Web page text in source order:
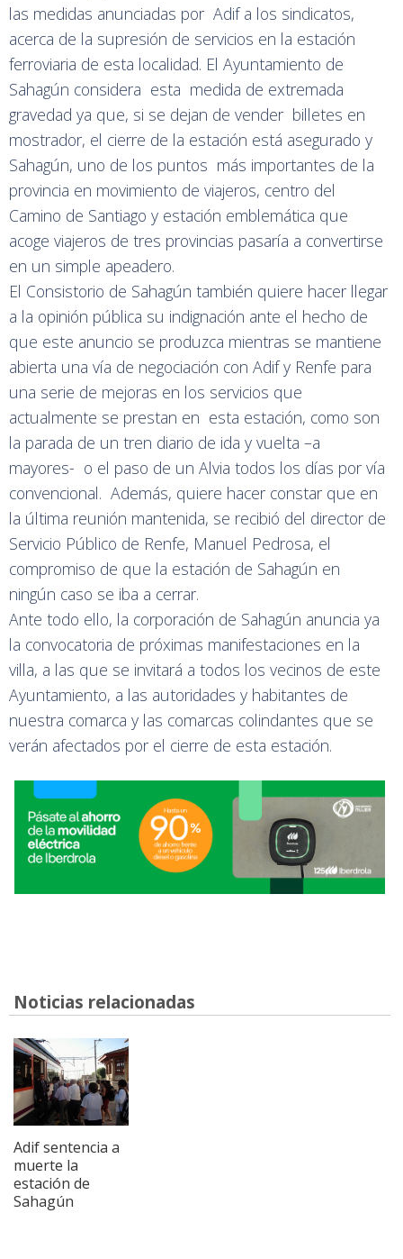
las medidas anunciadas por Adif a los sindicatos,
acerca de la supresión de servicios en la estación
ferroviaria de esta localidad. El Ayuntamiento de
Sahagún considera esta medida de extremada
gravedad ya que, si se dejan de vender billetes en
mostrador, el cierre de la estación está asegurado y
Sahagún, uno de los puntos más importantes de la
provincia en movimiento de viajeros, centro del
Camino de Santiago y estación emblemática que
acoge viajeros de tres provincias pasaría a convertirse
en un simple apeadero.
El Consistorio de Sahagún también quiere hacer llegar
a la opinión pública su indignación ante el hecho de
que este anuncio se produzca mientras se mantiene
abierta una vía de negociación con Adif y Renfe para
una serie de mejoras en los servicios que
actualmente se prestan en esta estación, como son
la parada de un tren diario de ida y vuelta –a
mayores- o el paso de un Alvia todos los días por vía
convencional. Además, quiere hacer constar que en
la última reunión mantenida, se recibió del director de
Servicio Público de Renfe, Manuel Pedrosa, el
compromiso de que la estación de Sahagún en
ningún caso se iba a cerrar.
Ante todo ello, la corporación de Sahagún anuncia ya
la convocatoria de próximas manifestaciones en la
villa, a las que se invitará a todos los vecinos de este
Ayuntamiento, a las autoridades y habitantes de
nuestra comarca y las comarcas colindantes que se
verán afectados por el cierre de esta estación.
Noticias relacionadas
Adif sentencia a
muerte la
estación de
Sahagún